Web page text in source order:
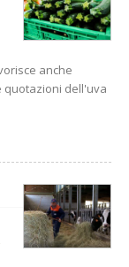
anche
quotazioni dell'uva